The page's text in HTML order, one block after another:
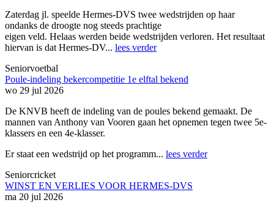
Zaterdag jl. speelde Hermes-DVS twee wedstrijden op haar
ondanks de droogte nog steeds prachtige
eigen veld. Helaas werden beide wedstrijden verloren. Het resultaat
hiervan is dat Hermes-DV... lees verder
Seniorvoetbal
Poule-indeling bekercompetitie 1e elftal bekend
wo 29 jul 2026
De KNVB heeft de indeling van de poules bekend gemaakt. De
mannen van Anthony van Vooren gaan het opnemen tegen twee 5e-
klassers en een 4e-klasser.
Er staat een wedstrijd op het programm... lees verder
Seniorcricket
WINST EN VERLIES VOOR HERMES-DVS
ma 20 jul 2026